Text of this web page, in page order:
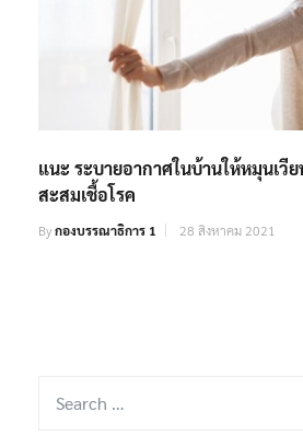
แนะ ระบายอากาศในบ้านให้หมุนเวี
สะสมเชื้อโรค
Byกองบรรณาธิการ 1 28 สิงหาคม 2021